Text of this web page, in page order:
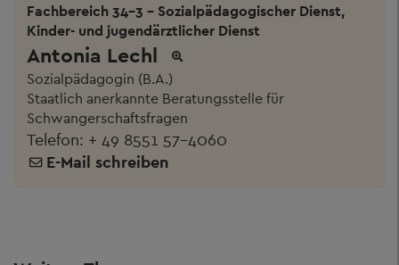
Fachbereich 34-3 - Sozialpädagogischer Dienst,
Kinder- und jugendärztlicher Dienst
Antonia Lechl
Sozialpädagogin (B.A.)
Staatlich anerkannte Beratungsstelle für
Schwangerschaftsfragen
Telefon: + 49 8551 57-4060
E-Mail schreiben